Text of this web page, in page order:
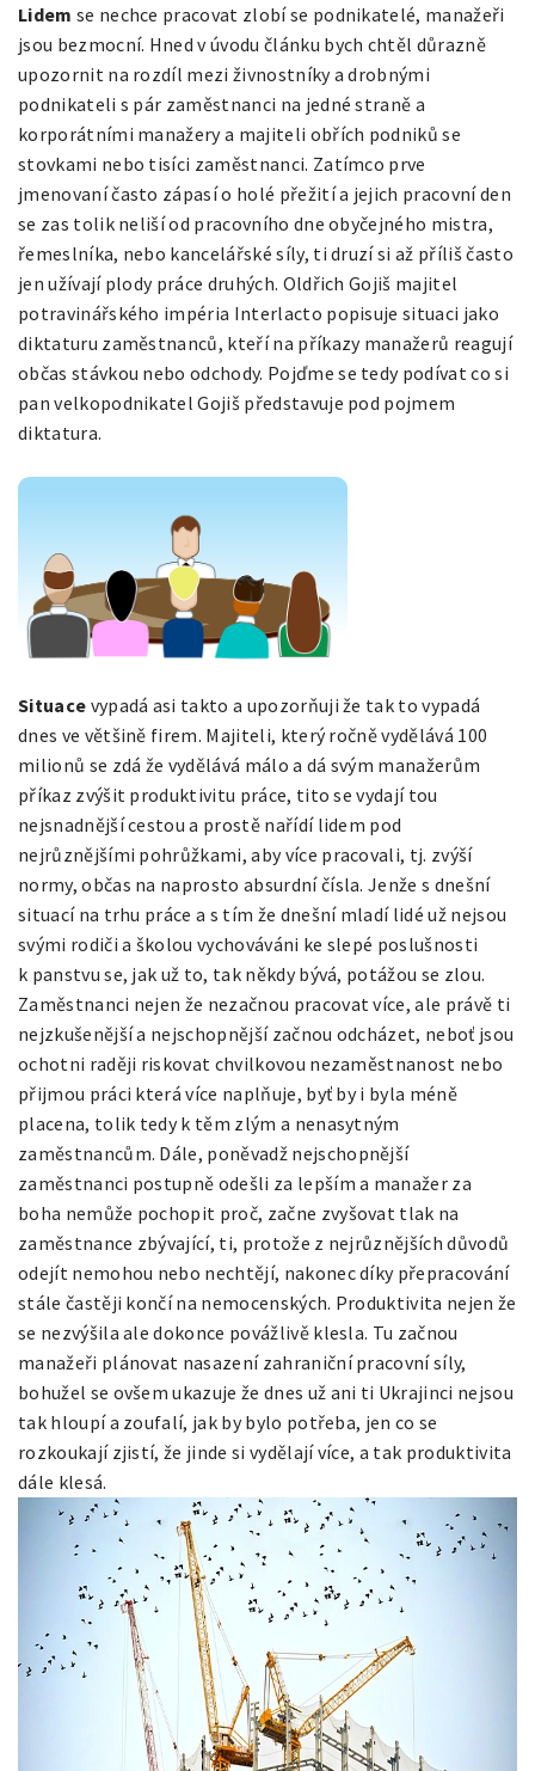
Lidem se nechce pracovat zlobí se podnikatelé, manažeři
jsou bezmocní. Hned v úvodu článku bych chtěl důrazně
upozornit na rozdíl mezi živnostníky a drobnými
podnikateli s pár zaměstnanci na jedné straně a
korporátními manažery a majiteli obřích podniků se
stovkami nebo tisíci zaměstnanci. Zatímco prve
jmenovaní často zápasí o holé přežití a jejich pracovní den
se zas tolik neliší od pracovního dne obyčejného mistra,
řemeslníka, nebo kancelářské síly, ti druzí si až příliš často
jen užívají plody práce druhých. Oldřich Gojiš majitel
potravinářského impéria Interlacto popisuje situaci jako
diktaturu zaměstnanců, kteří na příkazy manažerů reagují
občas stávkou nebo odchody. Pojďme se tedy podívat co si
pan velkopodnikatel Gojiš představuje pod pojmem
diktatura.
Situace vypadá asi takto a upozorňuji že tak to vypadá
dnes ve většině firem. Majiteli, který ročně vydělává 100
milionů se zdá že vydělává málo a dá svým manažerům
příkaz zvýšit produktivitu práce, tito se vydají tou
nejsnadnější cestou a prostě nařídí lidem pod
nejrůznějšími pohrůžkami, aby více pracovali, tj. zvýší
normy, občas na naprosto absurdní čísla. Jenže s dnešní
situací na trhu práce a s tím že dnešní mladí lidé už nejsou
svými rodiči a školou vychováváni ke slepé poslušnosti
k panstvu se, jak už to, tak někdy bývá, potážou se zlou.
Zaměstnanci nejen že nezačnou pracovat více, ale právě ti
nejzkušenější a nejschopnější začnou odcházet, neboť jsou
ochotni raději riskovat chvilkovou nezaměstnanost nebo
přijmou práci která více naplňuje, byť by i byla méně
placena, tolik tedy k těm zlým a nenasytným
zaměstnancům. Dále, poněvadž nejschopnější
zaměstnanci postupně odešli za lepším a manažer za
boha nemůže pochopit proč, začne zvyšovat tlak na
zaměstnance zbývající, ti, protože z nejrůznějších důvodů
odejít nemohou nebo nechtějí, nakonec díky přepracování
stále častěji končí na nemocenských. Produktivita nejen že
se nezvýšila ale dokonce povážlivě klesla. Tu začnou
manažeři plánovat nasazení zahraniční pracovní síly,
bohužel se ovšem ukazuje že dnes už ani ti Ukrajinci nejsou
tak hloupí a zoufalí, jak by bylo potřeba, jen co se
rozkoukají zjistí, že jinde si vydělají více, a tak produktivita
dále klesá.